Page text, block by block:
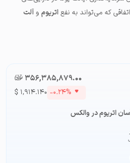
که می‌تواند به نفع اتریوم و آلت
۳۵۶,۳۸۵,۸۷۹.۰۰تومان-ء
$ ۱,۹۱۴.۱۴۰ -۰.۲۴%
اتریوم در والکس